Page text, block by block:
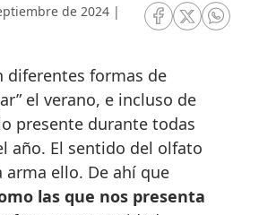
de 2024 |
RRSS Facebook
RRSSRRSS
el verano, e incluso de
presente durante todas
año. El sentido del olfato
arma ello. De ahí que
las que nos presenta